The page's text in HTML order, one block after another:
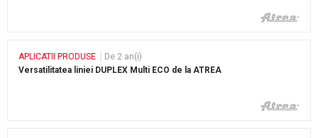
APLICATII PRODUSE
De 2 an(i)
Versatilitatea liniei DUPLEX Multi ECO de la ATREA